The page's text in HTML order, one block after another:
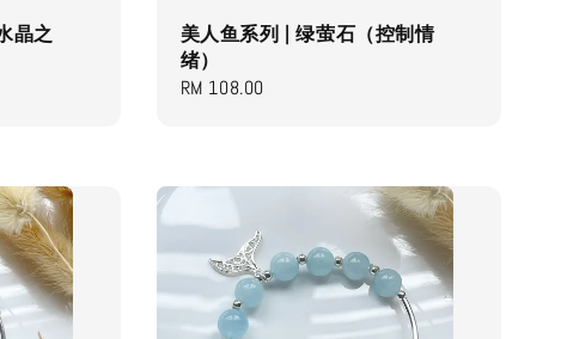
晶之
美人鱼系列 | 绿萤石（控制情
绪）
Regular
RM 108.00